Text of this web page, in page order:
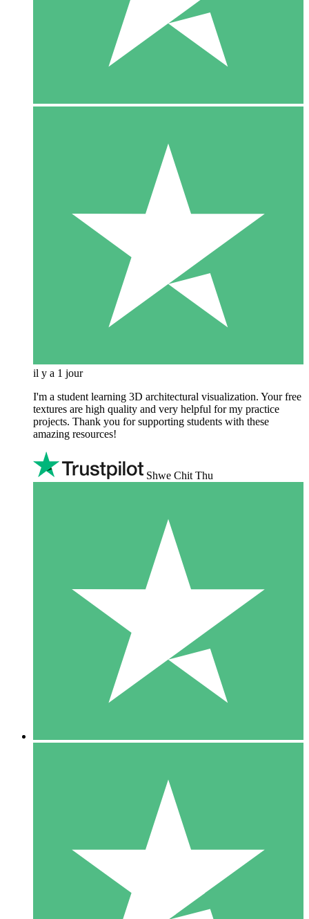
il y a 1 jour
I'm a student learning 3D architectural visualization. Your free
textures are high quality and very helpful for my practice
projects. Thank you for supporting students with these
amazing resources!
Shwe Chit Thu